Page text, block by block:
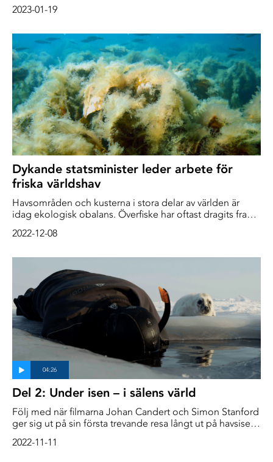
absolut varmaste hittills. Och det får konsekvenser för oss
2023-01-19
Dykande statsminister leder arbete för
friska världshav
Havsområden och kusterna i stora delar av världen är
idag ekologisk obalans. Överfiske har oftast dragits fram
övergödning, miljöplaster, föroreningar och
redan stora - inte minst för människan och vår ekonomi.
2022-12-08
Del 2: Under isen – i sälens värld
Följ med när filmarna Johan Candert och Simon Stanford
ger sig ut på sin första trevande resa långt ut på havsisen.
var inte så lätt som de först trodde
2022-11-11